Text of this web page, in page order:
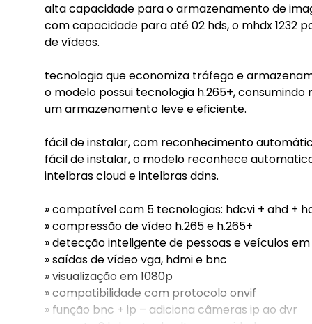
alta capacidade para o armazenamento de
com capacidade para até 02 hds, o mhdx 1232
de vídeos.
tecnologia que economiza tráfego e
o modelo possui tecnologia h.265+,
um armazenamento leve e eficiente.
fácil de instalar, com reconhecimento
fácil de instalar, o modelo reconhece
intelbras cloud e intelbras ddns.
» compatível com 5 tecnologias: hdcvi + ahd +
» compressão de vídeo h.265 e h.265+
» detecção inteligente de pessoas e veículos em
» saídas de vídeo vga, hdmi e bnc
» visualização em 1080p
» compatibilidade com protocolo onvif
» função bnc + ip – adiciona câmeras ip ao dvr